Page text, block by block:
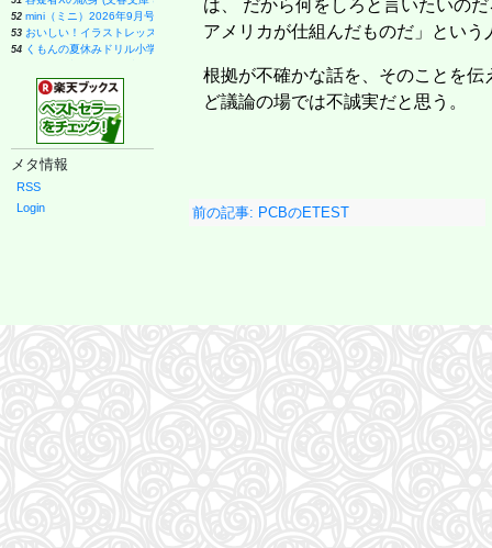
52 mini（ミニ）2026年9月号
53 おいしい！イラストレッスン クレパスで描きました
54 くもんの夏休みドリル小学1年生
キネマ旬報: キネマ旬報NEXT Vol.72 (09号増刊)
だいじ だいじ どーこだ？
となりの小さいおじさん～大切なことのほぼ9割は手のひらサイズに教わった～
スター・ウォーズ／マンダロリアン公式ビジュアルガイド
あかね噺 23 (ジャンプコミックス)
60 装苑 2026年 9月号
61 HUNTER×HUNTER 39 (ジャンプコミックス)
62 アンダーニンジャ(18) (ヤングマガジンKC)
64 AERA (アエラ) 2026年 8/10-8/17 合併号【表紙：THE ALFEE】 [雑誌]
メタ情報
RSS
Login
は、 だから何をしろと言いたいの
アメリカが仕組んだものだ」とい
根拠が不確かな話を、そのことを
ど議論の場では不誠実だと思う。
前の記事: PCBのETEST